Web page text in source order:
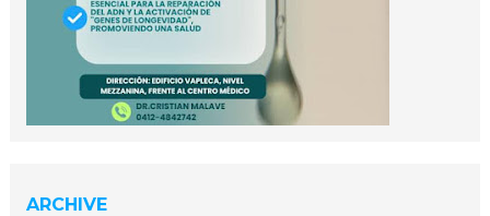
ARCHIVE